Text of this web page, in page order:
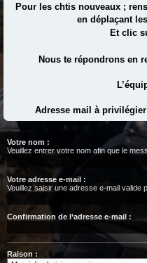
Pour les chtis nouveaux ;
en déplaçant
Et clic
Nous te répondrons en
Adresse mail à privilégier
Votre nom :
Veuillez entrer votre nom afin que le
Votre adresse e-mail :
Veuillez saisir une adresse e-mail valide
Confirmation de l‘adresse e-mail :
Raison :